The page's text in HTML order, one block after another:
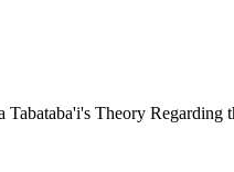
Theory Regarding